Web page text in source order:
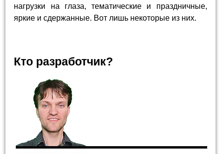
нагрузки на глаза, тематические и праздничные,
яркие и сдержанные. Вот лишь некоторые из них.
Кто разработчик?